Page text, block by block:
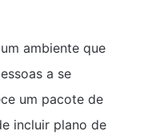
ambiente que
a se
um pacote de
incluir plano de